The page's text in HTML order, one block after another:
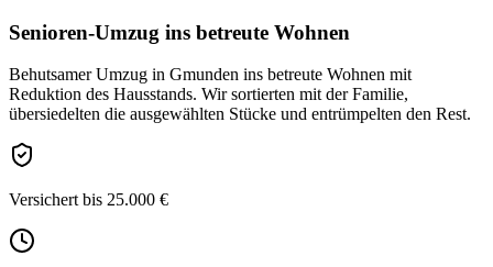
Senioren-Umzug ins betreute Wohnen
Behutsamer Umzug in Gmunden ins betreute Wohnen mit
Reduktion des Hausstands. Wir sortierten mit der Familie,
übersiedelten die ausgewählten Stücke und entrümpelten den Rest.
Versichert bis 25.000 €